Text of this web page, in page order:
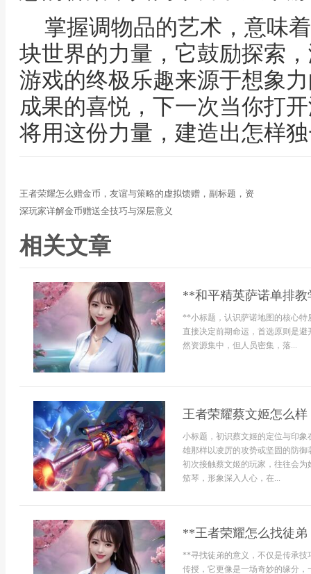
掌握调物品的艺术，意味
块世界的力量，它鼓励探索
游戏的终极乐趣来源于想象
成果的喜悦，下一次当你打
将用这份力量，建造出怎样
王者荣耀怎么赠金币，友谊与策略的虚拟馈赠，副标题，资
深玩家详解金币赠送全技巧与深层意义
相关文章
**和平精英萨诺单排
**小标题，认识萨诺地图的核心
直接决定前期命运，首选原则是
然资源集中，但人员密集，落...
王者荣耀蔡文姬怎么
小标题，初识蔡文姬的定位与印
雄那样以凌厉的攻势或坚固的防
初次接触蔡文姬的玩家，往往会
笳琴，形象深入人心，在...
**王者荣耀怎么找徒
**寻找徒弟的意义，不仅是传承
传授，它更像是一场奇妙的缘分